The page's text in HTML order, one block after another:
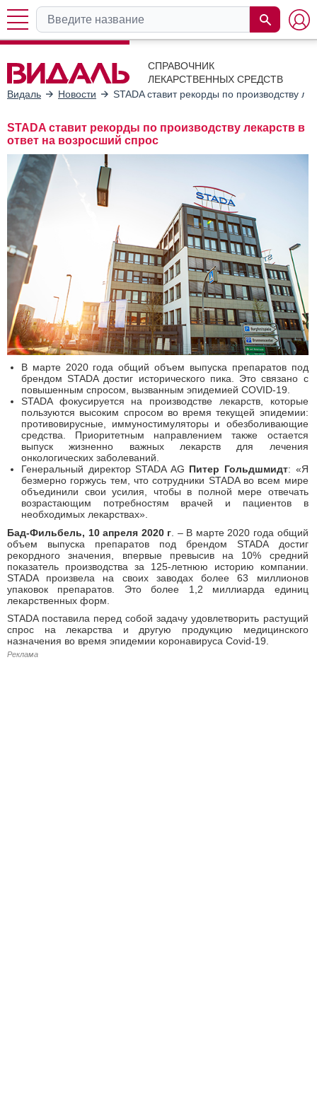
СПРАВОЧНИК
ЛЕКАРСТВЕННЫХ СРЕДСТВ
Видаль
Новости STADA ставит рекорды по производству
STADA ставит рекорды по производству лекарств в
ответ на возросший спрос
В марте 2020 года общий объем выпуска препаратов под
брендом STADA достиг исторического пика. Это связано с
повышенным спросом, вызванным эпидемией COVID-19.
STADA фокусируется на производстве лекарств, которые
пользуются высоким спросом во время текущей эпидемии:
противовирусные, иммуностимуляторы и обезболивающие
средства. Приоритетным направлением также остается
выпуск жизненно важных лекарств для лечения
онкологических заболеваний.
Генеральный директор STADA AG Питер Гольдшмидт: «Я
безмерно горжусь тем, что сотрудники STADA во всем мире
объединили свои усилия, чтобы в полной мере отвечать
возрастающим потребностям врачей и пациентов в
необходимых лекарствах».
Бад-Фильбель, 10 апреля 2020 г . – В марте 2020 года общий
объем выпуска препаратов под брендом STADA достиг
рекордного значения, впервые превысив на 10% средний
показатель производства за 125-летнюю историю компании.
STADA произвела на своих заводах более 63 миллионов
упаковок препаратов. Это более 1,2 миллиарда единиц
лекарственных форм.
STADA поставила перед собой задачу удовлетворить растущий
спрос на лекарства и другую продукцию медицинского
назначения во время эпидемии коронавируса Covid-19.
Реклама